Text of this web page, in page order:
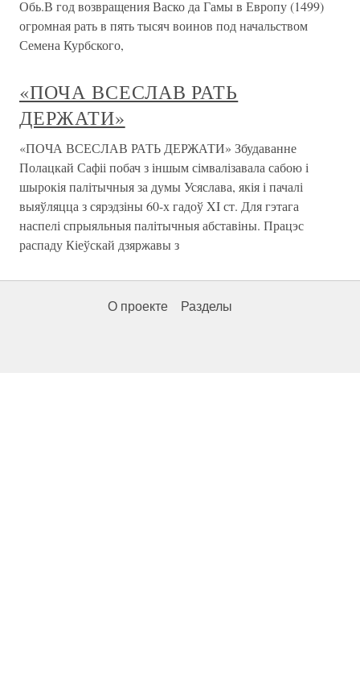
Обь.В год возвращения Васко да Гамы в Европу (1499)
огромная рать в пять тысяч воинов под начальством
Семена Курбского,
«ПОЧА ВСЕСЛАВ РАТЬ
ДЕРЖАТИ»
«ПОЧА ВСЕСЛАВ РАТЬ ДЕРЖАТИ» Збудаванне
Полацкай Сафіі побач з іншым сімвалізавала сабою і
шырокія палітычныя за думы Усяслава, якія і пачалі
выяўляцца з сярэдзіны 60-х гадоў XI ст. Для гэтага
наспелі спрыяльныя палітычныя абставіны. Працэс
распаду Кіеўскай дзяржавы з
О проекте Разделы